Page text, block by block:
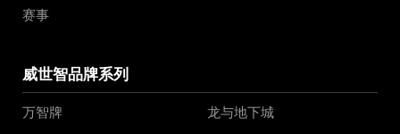
赛事
威世智品牌系列
万智牌
龙与地下城